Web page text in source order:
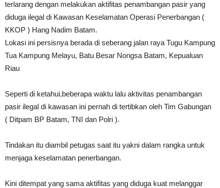
terlarang dengan melakukan aktifitas penambangan pasir yang
diduga ilegal di Kawasan Keselamatan Operasi Penerbangan (
KKOP ) Hang Nadim Batam.
Lokasi ini persisnya berada di seberang jalan raya Tugu Kampung
Tua Kampung Melayu, Batu Besar Nongsa Batam, Kepualuan
Riau
Seperti di ketahui,beberapa waktu lalu aktivitas penambangan
pasir ilegal di kawasan ini pernah di tertibkan oleh Tim Gabungan
( Ditpam BP Batam, TNI dan Polri ).
Tindakan itu diambil petugas saat itu yakni dalam rangka untuk
menjaga keselamatan penerbangan.
Kini ditempat yang sama aktifitas yang diduga kuat melanggar